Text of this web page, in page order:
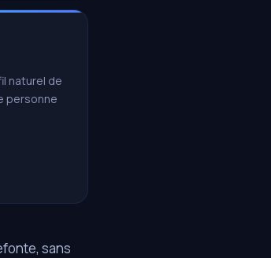
naturel de
personne
sans